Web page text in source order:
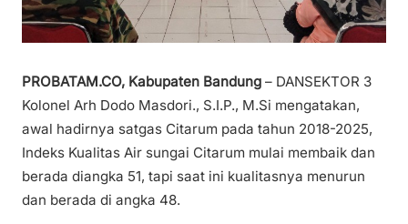
PROBATAM.CO, Kabupaten Bandung – DANSEKTOR 3
Kolonel Arh Dodo Masdori., S.I.P., M.Si mengatakan,
awal hadirnya satgas Citarum pada tahun 2018-2025,
Indeks Kualitas Air sungai Citarum mulai membaik dan
berada diangka 51, tapi saat ini kualitasnya menurun
dan berada di angka 48.